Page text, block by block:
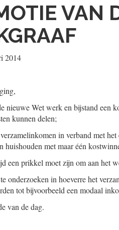
VAN
2014
nieuwe Wet werk en bijstand een
kunnen delen;
in verband met
huishouden met maar één
een prikkel moet zijn om aan het
onderzoeken in hoeverre het
tot bijvoorbeeld een modaal
van de dag.